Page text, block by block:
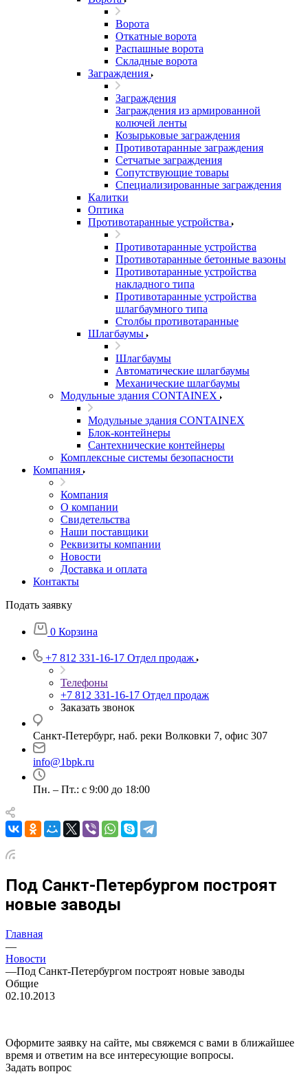
Ворота
Откатные ворота
Распашные ворота
Складные ворота
Заграждения
Заграждения
Заграждения из армированной
колючей ленты
Козырьковые заграждения
Противотаранные заграждения
Сетчатые заграждения
Сопутствующие товары
Специализированные заграждения
Калитки
Оптика
Противотаранные устройства
Противотаранные устройства
Противотаранные бетонные вазоны
Противотаранные устройства
накладного типа
Противотаранные устройства
шлагбаумного типа
Столбы противотаранные
Шлагбаумы
Шлагбаумы
Автоматические шлагбаумы
Механические шлагбаумы
Модульные здания CONTAINEX
Модульные здания CONTAINEX
Блок-контейнеры
Сантехнические контейнеры
Комплексные системы безопасности
Компания
Компания
О компании
Свидетельства
Наши поставщики
Реквизиты компании
Новости
Доставка и оплата
Контакты
Подать заявку
0 Корзина
+7 812 331-16-17 Отдел продаж
Телефоны
+7 812 331-16-17 Отдел продаж
Заказать звонок
Санкт-Петербург, наб. реки Волковки 7, офис 307
info@1bpk.ru
Пн. – Пт.: с 9:00 до 18:00
Под Санкт-Петербургом построят
новые заводы
Главная
—
Новости
—Под Санкт-Петербургом построят новые заводы
Общие
02.10.2013
Оформите заявку на сайте, мы свяжемся с вами в ближайшее
время и ответим на все интересующие вопросы.
Задать вопрос